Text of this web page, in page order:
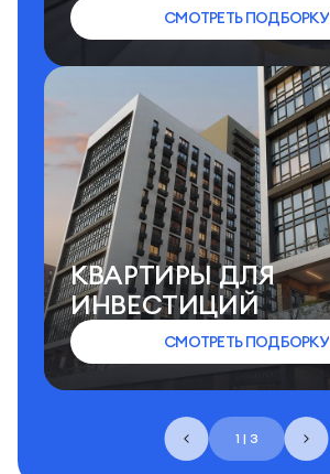
1 | 3
СМОТРЕТЬ ПОДБОРКУ
КВАРТИРЫ ДЛЯ
ИНВЕСТИЦИЙ
СМОТРЕТЬ ПОДБОРКУ